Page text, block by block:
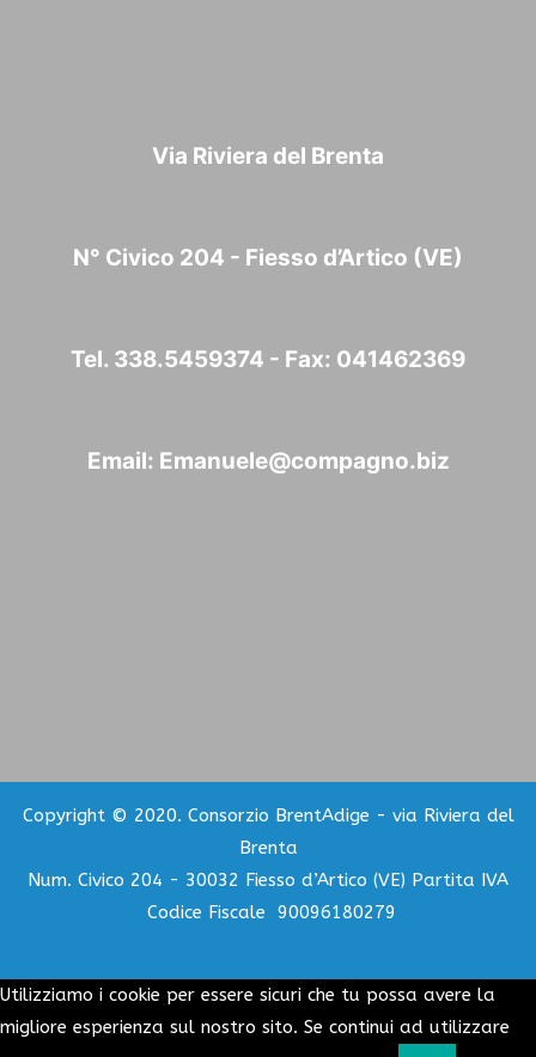
Via Riviera del Brenta
N° Civico 204 - Fiesso d’Artico (VE)
Tel. 338.5459374 - Fax: 041462369
Email: Emanuele@compagno.biz
Copyright © 2020. Consorzio BrentAdige - via Riviera del
Brenta
Num. Civico 204 - 30032 Fiesso d’Artico (VE) Partita IVA
Codice Fiscale 90096180279
Utilizziamo i cookie per essere sicuri che tu possa avere la
migliore esperienza sul nostro sito. Se continui ad utilizzare